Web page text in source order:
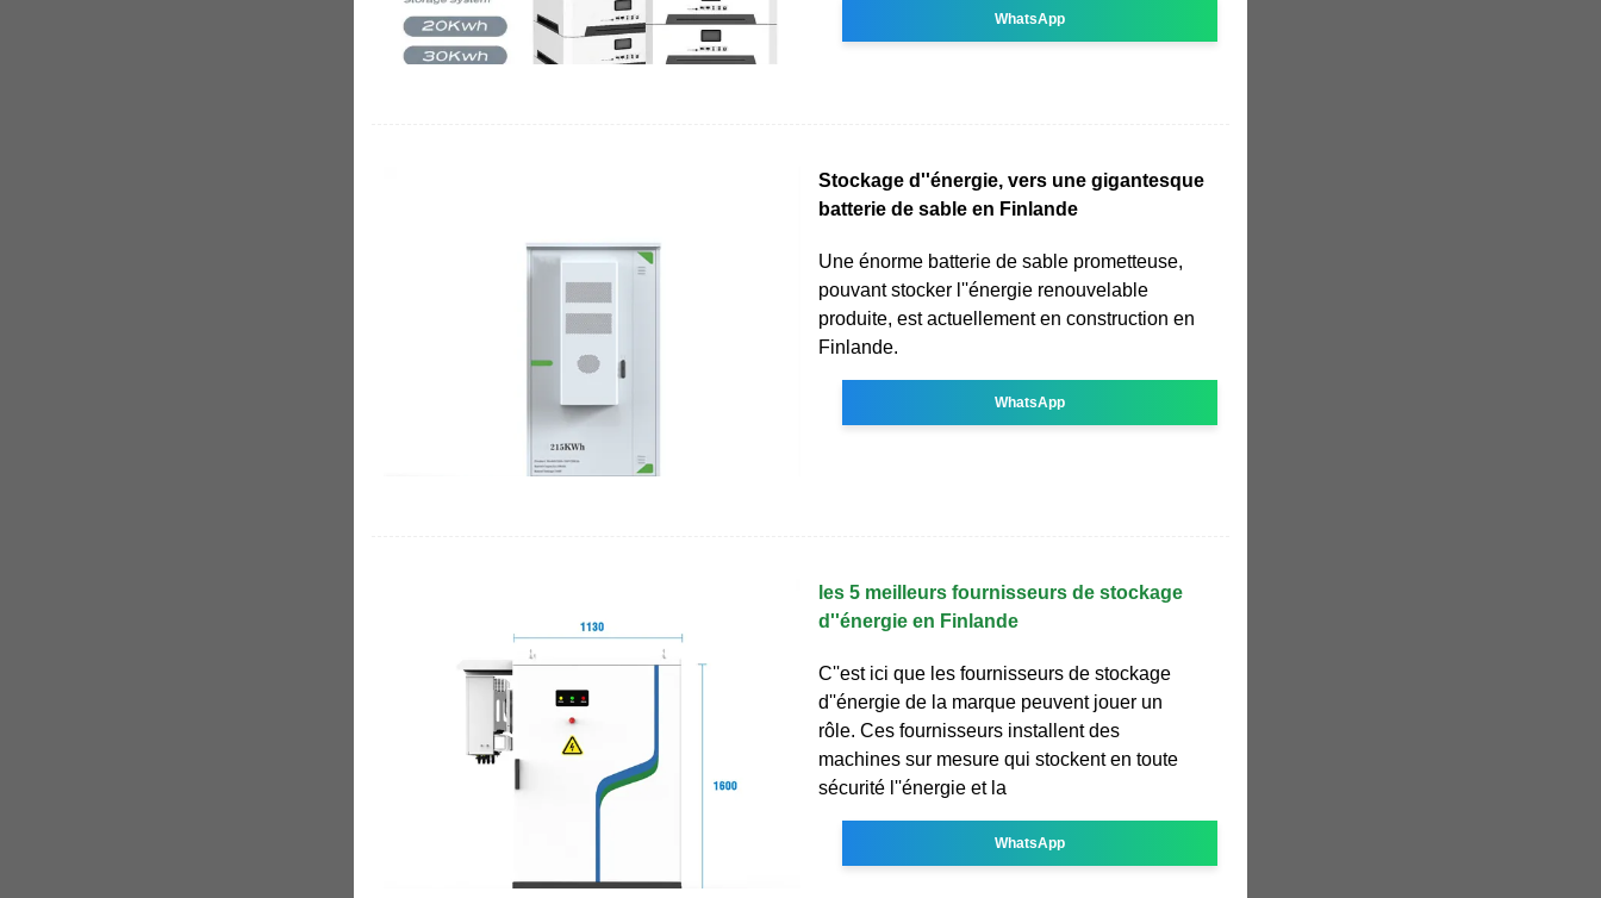
WhatsApp
Stockage d''énergie, vers une gigantesque
batterie de sable en Finlande
Une énorme batterie de sable prometteuse,
pouvant stocker l''énergie renouvelable
produite, est actuellement en construction en
Finlande.
WhatsApp
les 5 meilleurs fournisseurs de stockage
d''énergie en Finlande
C''est ici que les fournisseurs de stockage
d''énergie de la marque peuvent jouer un
rôle. Ces fournisseurs installent des
machines sur mesure qui stockent en toute
sécurité l''énergie et la
WhatsApp